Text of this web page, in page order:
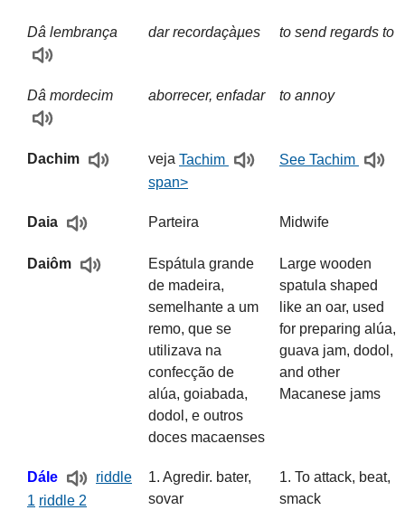
Dâ lembrança dar recordaçàµes to send regards to
Dâ mordecim aborrecer, enfadar to annoy
Dachim veja Tachim
span>
See Tachim
Daia Parteira Midwife
Daiôm
Espátula grande
de madeira,
semelhante a um
remo, que se
utilizava na
confecção de
alúa, goiabada,
dodol, e outros
doces macaenses
Large wooden
spatula shaped
like an oar, used
for preparing alúa,
guava jam, dodol,
and other
Macanese jams
Dále
riddle
1 riddle 2
1. Agredir. bater,
sovar
1. To attack, beat,
smack